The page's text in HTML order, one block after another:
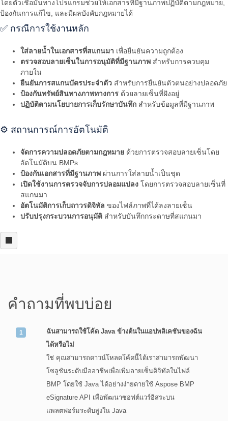
โดยตัวเชื่อมั่นทางโปรแกรมช่วยให้เอกสารที่มีฐานภาพปฏิบัติตามกฎหมาย,
ป้องกันการแก้ไข, และมีผลบังคับกฎหมายได้
✅ กรณีการใช้งานหลัก
ใส่ลายน้ำในเอกสารที่สแกนมา เพื่อยืนยันความถูกต้อง
ตรวจสอบลายเซ็นในการอนุมัติที่มีฐานภาพ สำหรับการควบคุม
ภายใน
ยืนยันการสแกนบัตรประจำตัว สำหรับการยืนยันตัวตนอย่างปลอดภัย
ป้องกันทรัพย์สินทางภาพทางการ ด้วยลายเซ็นที่ฝังอยู่
ปฏิบัติตามนโยบายการเก็บรักษาบันทึก สำหรับข้อมูลที่มีฐานภาพ
⚙️ สถานการณ์การอัตโนมัติ
จัดการความปลอดภัยตามกฎหมาย ด้วยการตรวจสอบลายเซ็นโดย
อัตโนมัติบน BMPs
ป้องกันเอกสารที่มีฐานภาพ ผ่านการใส่ลายน้ำเป็นชุด
เปิดใช้งานการตรวจจับการปลอมแปลง โดยการตรวจสอบลายเซ็นที่
สแกนมา
อัตโนมัติการเก็บถาวรดิจิทัล ของไฟล์ภาพที่ได้ลงลายเซ็น
ปรับปรุงกระบวนการอนุมัติ สำหรับบันทึกกระดาษที่สแกนมา
คำถามที่พบบ่อย
ฉันสามารถใช้โค้ด Java ข้างต้นในแอปพลิเคชันของฉัน
ได้หรือไม่
ใช่ คุณสามารถดาวน์โหลดโค้ดนี้ได้เราสามารถพัฒนา
โซลูชันระดับมืออาชีพเพื่อเพิ่มลายเซ็นดิจิทัลในไฟล์
BMP โดยใช้ Java ได้อย่างง่ายดายใช้ Aspose BMP
eSignature API เพื่อพัฒนาซอฟต์แวร์อิสระบน
แพลตฟอร์มระดับสูงใน Java